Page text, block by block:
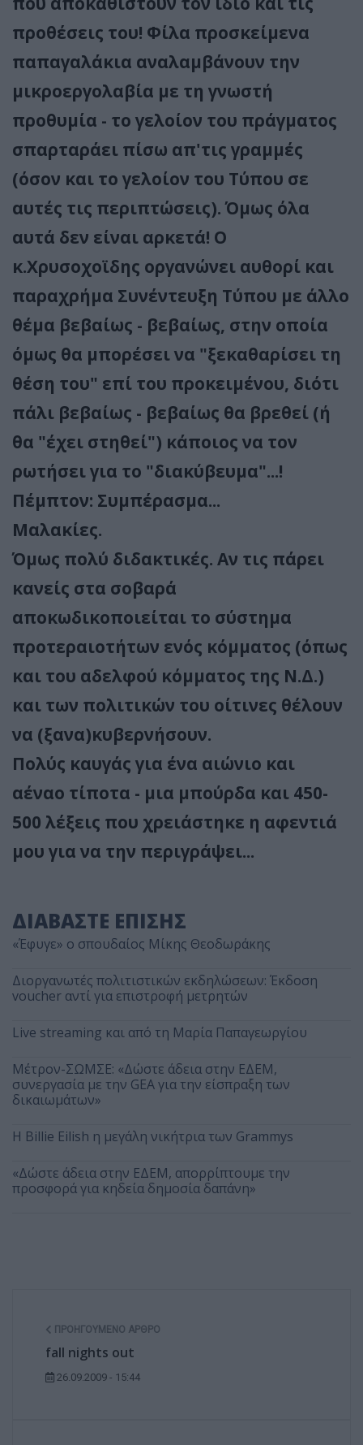
προθέσεις του! Φίλα προσκείμενα
παπαγαλάκια αναλαμβάνουν την
μικροεργολαβία με τη γνωστή
προθυμία - το γελοίον του πράγματος
σπαρταράει πίσω απ'τις γραμμές
(όσον και το γελοίον του Τύπου σε
αυτές τις περιπτώσεις). Όμως όλα
αυτά δεν είναι αρκετά! Ο
κ.Χρυσοχοϊδης οργανώνει αυθορί και
παραχρήμα Συνέντευξη Τύπου με άλλο
θέμα βεβαίως - βεβαίως, στην οποία
όμως θα μπορέσει να "ξεκαθαρίσει τη
θέση του" επί του προκειμένου, διότι
πάλι βεβαίως - βεβαίως θα βρεθεί (ή
θα "έχει στηθεί") κάποιος να τον
ρωτήσει για το "διακύβευμα"...!
Πέμπτον: Συμπέρασμα...
Μαλακίες.
Όμως πολύ διδακτικές. Αν τις πάρει
κανείς στα σοβαρά
αποκωδικοποιείται το σύστημα
προτεραιοτήτων ενός κόμματος (όπως
και του αδελφού κόμματος της Ν.Δ.)
και των πολιτικών του οίτινες θέλουν
να (ξανα)κυβερνήσουν.
Πολύς καυγάς για ένα αιώνιο και
αέναο τίποτα - μια μπούρδα και 450-
500 λέξεις που χρειάστηκε η αφεντιά
μου για να την περιγράψει...
ΔΙΑΒΑΣΤΕ ΕΠΙΣΗΣ
«Έφυγε» ο σπουδαίος Μίκης Θεοδωράκης
Διοργανωτές πολιτιστικών εκδηλώσεων: Έκδοση
voucher αντί για επιστροφή μετρητών
Live streaming και από τη Μαρία Παπαγεωργίου
Μέτρον-ΣΩΜΣΕ: «Δώστε άδεια στην ΕΔΕΜ,
συνεργασία με την GEA για την είσπραξη των
δικαιωμάτων»
Η Billie Eilish η μεγάλη νικήτρια των Grammys
«Δώστε άδεια στην ΕΔΕΜ, απορρίπτουμε την
προσφορά για κηδεία δημοσία δαπάνη»
ΠΡΟΗΓΟΎΜΕΝΟ ΆΡΘΡΟ
fall nights out
26.09.2009 - 15:44